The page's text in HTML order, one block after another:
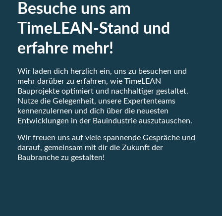
Besuche uns am
TimeLEAN-Stand und
erfahre mehr!
Wir laden dich herzlich ein, uns zu besuchen und
mehr darüber zu erfahren, wie TimeLEAN
Bauprojekte optimiert und nachhaltiger gestaltet.
Nutze die Gelegenheit, unsere Expertenteams
kennenzulernen und dich über die neuesten
Entwicklungen in der Bauindustrie auszutauschen.
Wir freuen uns auf viele spannende Gespräche und
darauf, gemeinsam mit dir die Zukunft der
Baubranche zu gestalten!